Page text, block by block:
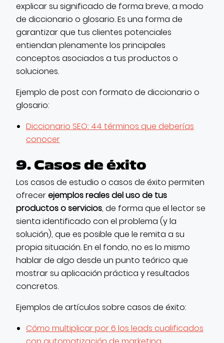
explicar su significado de forma breve, a modo
de diccionario o glosario. Es una forma de
garantizar que tus clientes potenciales
entiendan plenamente los principales
conceptos asociados a tus productos o
soluciones.
Ejemplo de post con formato de diccionario o
glosario:
Diccionario SEO: 44 términos que deberías
conocer
9. Casos de éxito
Los casos de estudio o casos de éxito permiten
ofrecerejemplos reales del uso de tus
productos o servicios, de forma que el lector se
sienta identificado con el problema (y la
solución), que es posible que le remita a su
propia situación. En el fondo, no es lo mismo
hablar de algo desde un punto teórico que
mostrar su aplicación práctica y resultados
concretos.
Ejemplos de artículos sobre casos de éxito:
Cómo multiplicar por 6 los leads cualificados